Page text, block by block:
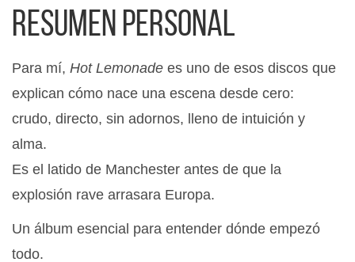
Resumen personal
Para mí, Hot Lemonade es uno de esos discos que
explican cómo nace una escena desde cero:
crudo, directo, sin adornos, lleno de intuición y
alma.
Es el latido de Manchester antes de que la
explosión rave arrasara Europa.
Un álbum esencial para entender dónde empezó
todo.